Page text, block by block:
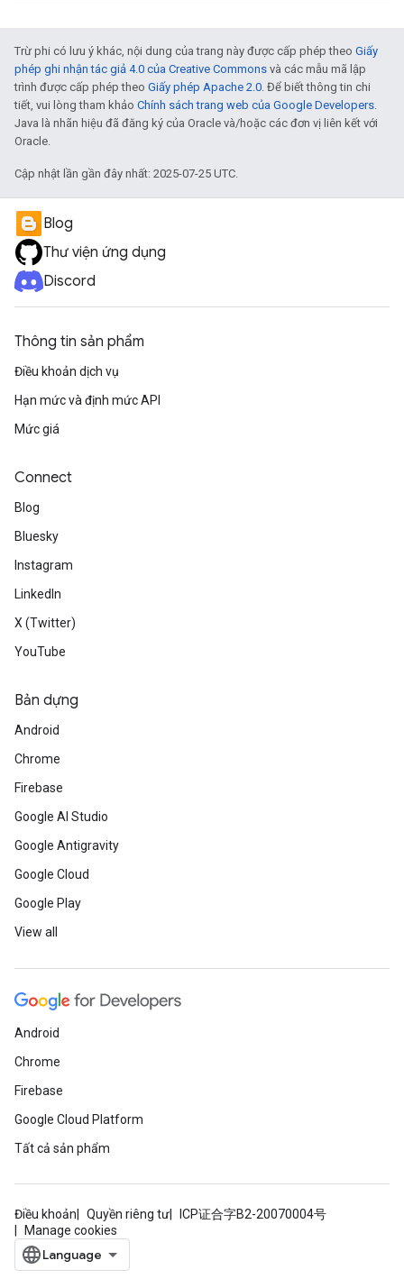
Trừ phi có lưu ý khác, nội dung của trang này được cấp phép theo Giấy
phép ghi nhận tác giả 4.0 của Creative Commons và các mẫu mã lập
trình được cấp phép theo Giấy phép Apache 2.0. Để biết thông tin chi
tiết, vui lòng tham khảo Chính sách trang web của Google Developers.
Java là nhãn hiệu đã đăng ký của Oracle và/hoặc các đơn vị liên kết với
Oracle.
Cập nhật lần gần đây nhất: 2025-07-25 UTC.
Blog
Thư viện ứng dụng
Discord
Thông tin sản phẩm
Điều khoản dịch vụ
Hạn mức và định mức API
Mức giá
Connect
Blog
Bluesky
Instagram
LinkedIn
X (Twitter)
YouTube
Bản dựng
Android
Chrome
Firebase
Google AI Studio
Google Antigravity
Google Cloud
Google Play
View all
Android
Chrome
Firebase
Google Cloud Platform
Tất cả sản phẩm
Điều khoản Quyền riêng tư
ICP证合字B2-20070004号
Manage cookies